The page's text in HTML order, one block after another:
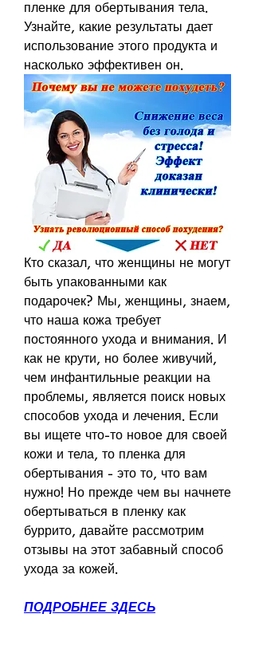
пленке для обертывания тела.
Узнайте, какие результаты дает
использование этого продукта и
насколько эффективен он.
Кто сказал, что женщины не могут
быть упакованными как
подарочек? Мы, женщины, знаем,
что наша кожа требует
постоянного ухода и внимания. И
как не крути, но более живучий,
чем инфантильные реакции на
проблемы, является поиск новых
способов ухода и лечения. Если
вы ищете что-то новое для своей
кожи и тела, то пленка для
обертывания - это то, что вам
нужно! Но прежде чем вы начнете
обертываться в пленку как
буррито, давайте рассмотрим
отзывы на этот забавный способ
ухода за кожей.
ПОДРОБНЕЕ ЗДЕСЬ